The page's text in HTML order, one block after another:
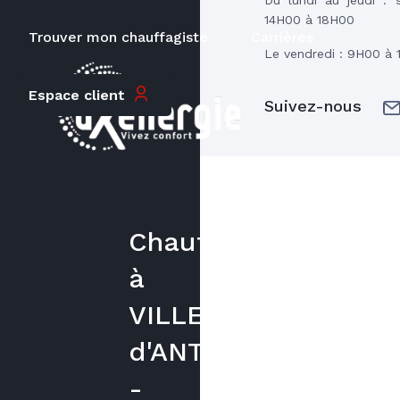
Trouver mon chauffagiste
Espace client
Chauffagiste
à
VILLETTE
d'ANTHON
-
14H00 à 18H00
Le vendredi : 9H00 à
Suivez-nous